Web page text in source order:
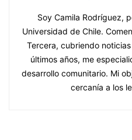
Soy Camila Rodríguez,
Universidad de Chile.
Tercera, cubriendo
últimos años, me
desarrollo comunitario. Mi
cercanía a los